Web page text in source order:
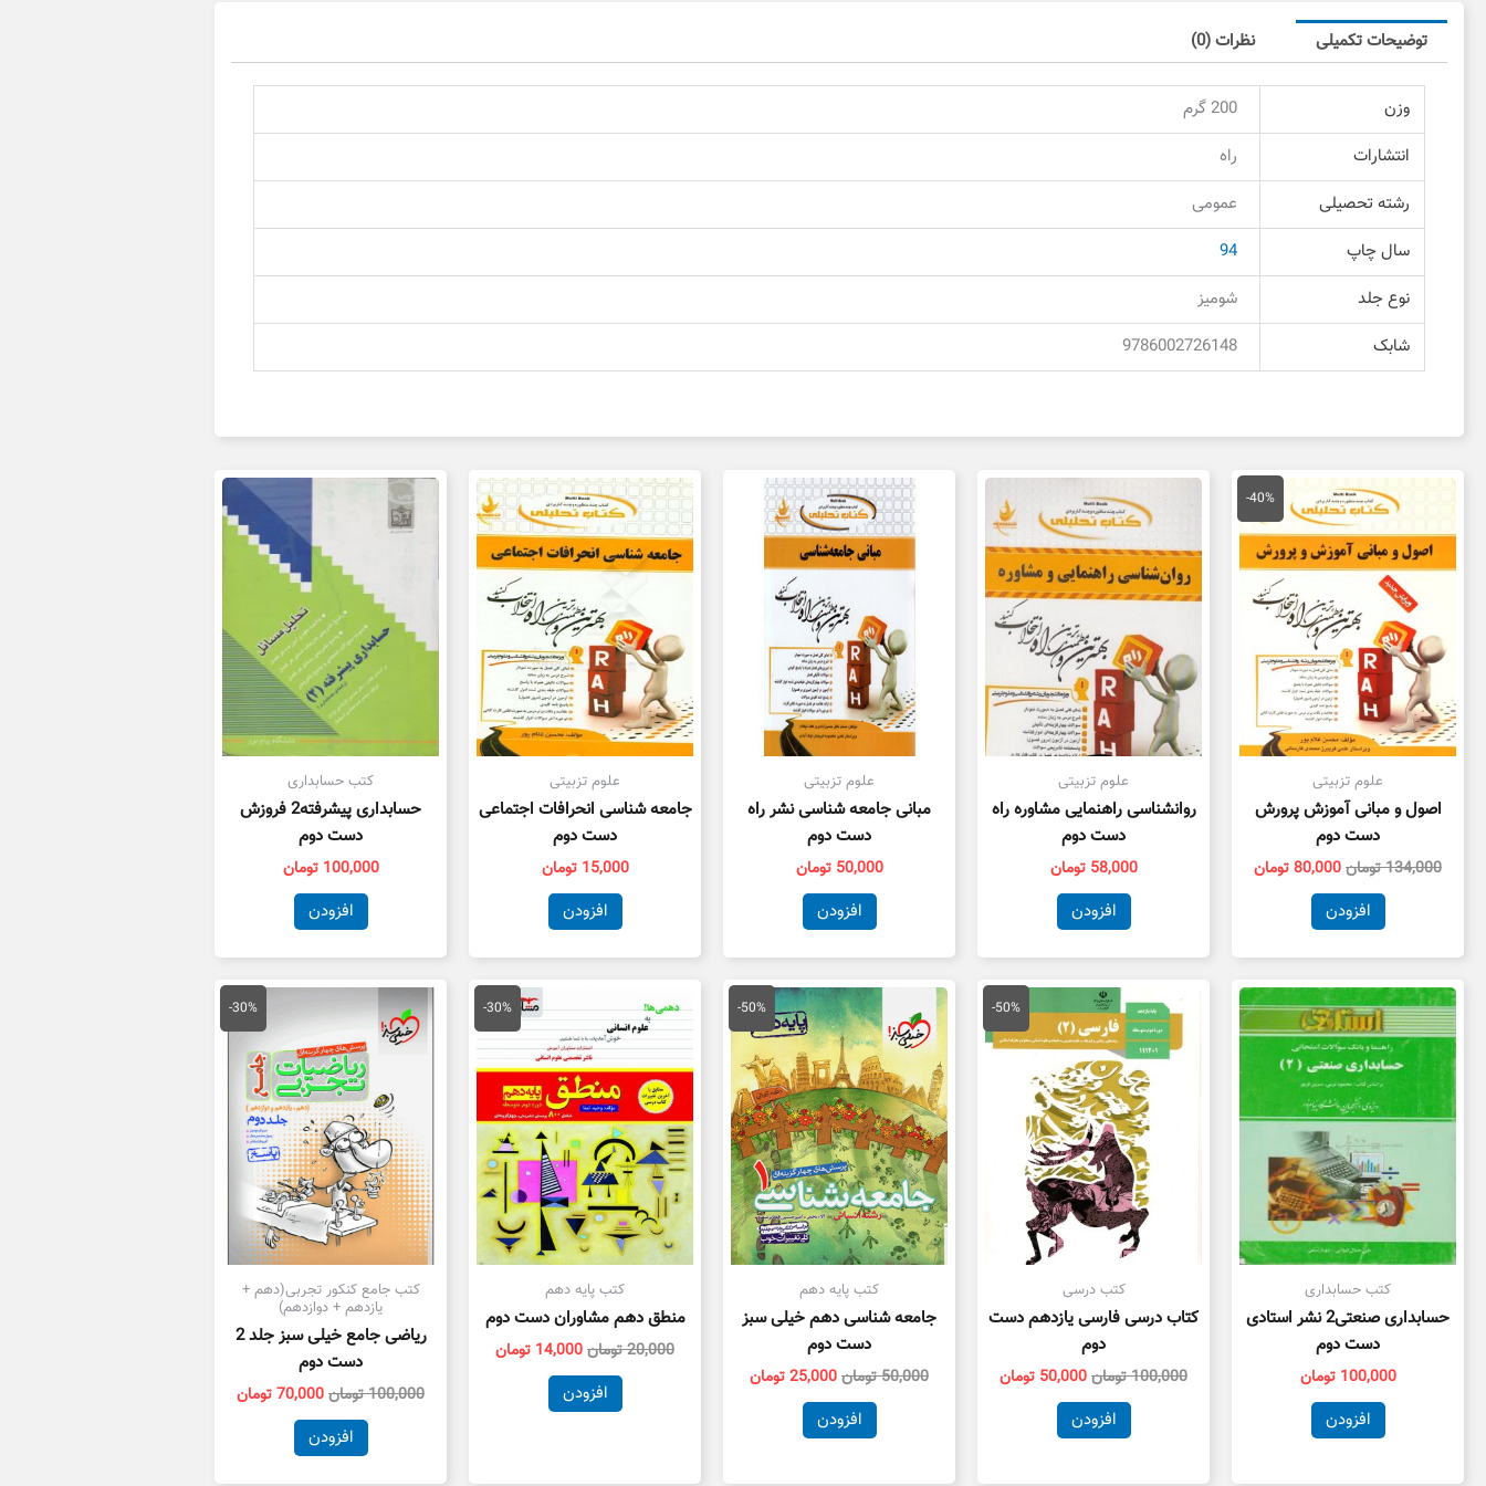
توضیحات تکمیلی نظرات (0)
وزن
200 گرم
انتشارات
راه
رشته تحصیلی
عمومی
سال چاپ
94
نوع جلد
شومیز
شابک
9786002726148
-40%
علوم تزبیتی
اصول و مبانی آموزش پرورش
دست دوم
134,000تومان
قیمت
اصلی
134,000 تومان
بود.
80,000تومان
قیمت
فعلی
است.
افزودن
علوم تزبیتی
روانشناسی راهنمایی مشاوره راه
دست دوم
58,000 تومان
افزودن
علوم تزبیتی
مبانی جامعه شناسی نشر راه
دست دوم
50,000 تومان
افزودن
علوم تزبیتی
جامعه شناسی انحرافات اجتماعی
دست دوم
15,000 تومان
افزودن
کتب حسابداری
حسابداری پیشرفته2 فروزش
دست دوم
100,000 تومان
افزودن
کتب حسابداری
حسابداری صنعتی2 نشر استادی
دست دوم
100,000 تومان
افزودن
-50%
کتب درسی
کتاب درسی فارسی یازدهم دست
دوم
100,000تومان
قیمت
اصلی
100,000 تومان
بود.
50,000 تومان
قیمت
فعلی
50,000 تومان
است.
افزودن
-50%
کتب پایه دهم
جامعه شناسی دهم خیلی سبز
دست دوم
50,000تومان
قیمت
اصلی
50,000 تومان
بود.
25,000تومان
قیمت
فعلی
25,000 تومان
افزودن
-30%
کتب پایه دهم
منطق دهم مشاوران دست دوم
20,000تومان
اصلی
20,000 تومان
بود.
14,000 تومان
قیمت
فعلی
14,000 تومان
است.
افزودن
-30%
کتب جامع کنکور تجربی(دهم +
یازدهم + دوازدهم)
ریاضی جامع خیلی سبز جلد 2
دست دوم
100,000تومان
قیمت
100,000 تومان
بود.
70,000تومان
قیمت
فعلی
افزودن